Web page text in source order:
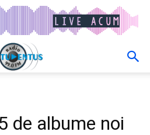
de albume noi